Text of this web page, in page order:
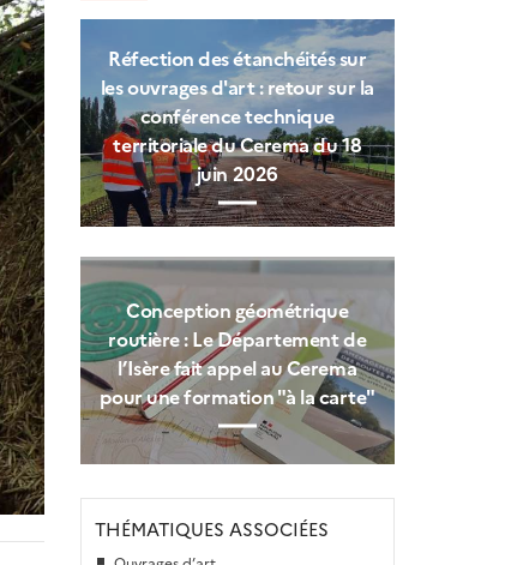
Réfection des étanchéités sur
les ouvrages d'art : retour sur la
conférence technique
territoriale du Cerema du 18
juin 2026
Conception géométrique
routière : Le Département de
l’Isère fait appel au Cerema
pour une formation "à la carte"
THÉMATIQUES ASSOCIÉES